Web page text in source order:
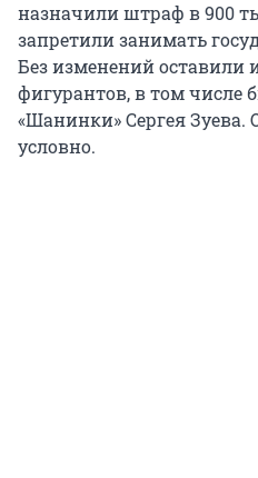
назначили штраф в 900
запретили занимать
Без изменений оставили
фигурантов, в том числе
«Шанинки» Сергея Зуева.
условно.